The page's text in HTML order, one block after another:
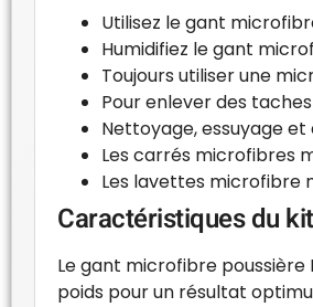
Utilisez le gant
Humidifiez le gant
Toujours utiliser une
Pour enlever des
Nettoyage, essuyage
Les carrés microfibres
Les lavettes microfibre
Caractéristiques du
Le gant microfibre
poids pour un résultat